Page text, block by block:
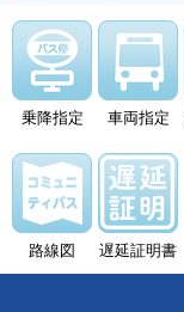
乗降指定 車両指定
路線図 遅延証明書